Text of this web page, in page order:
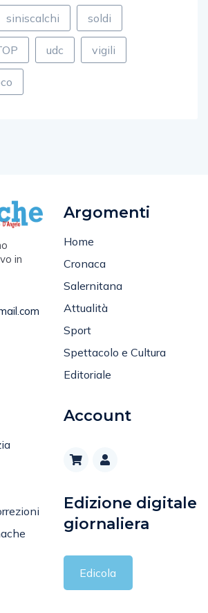
siniscalchi soldi
udc vigili
in
Argomenti
Home
Cronaca
Salernitana
Attualità
Sport
Spettacolo e Cultura
Editoriale
Account
Edizione digitale
giornaliera
Edicola